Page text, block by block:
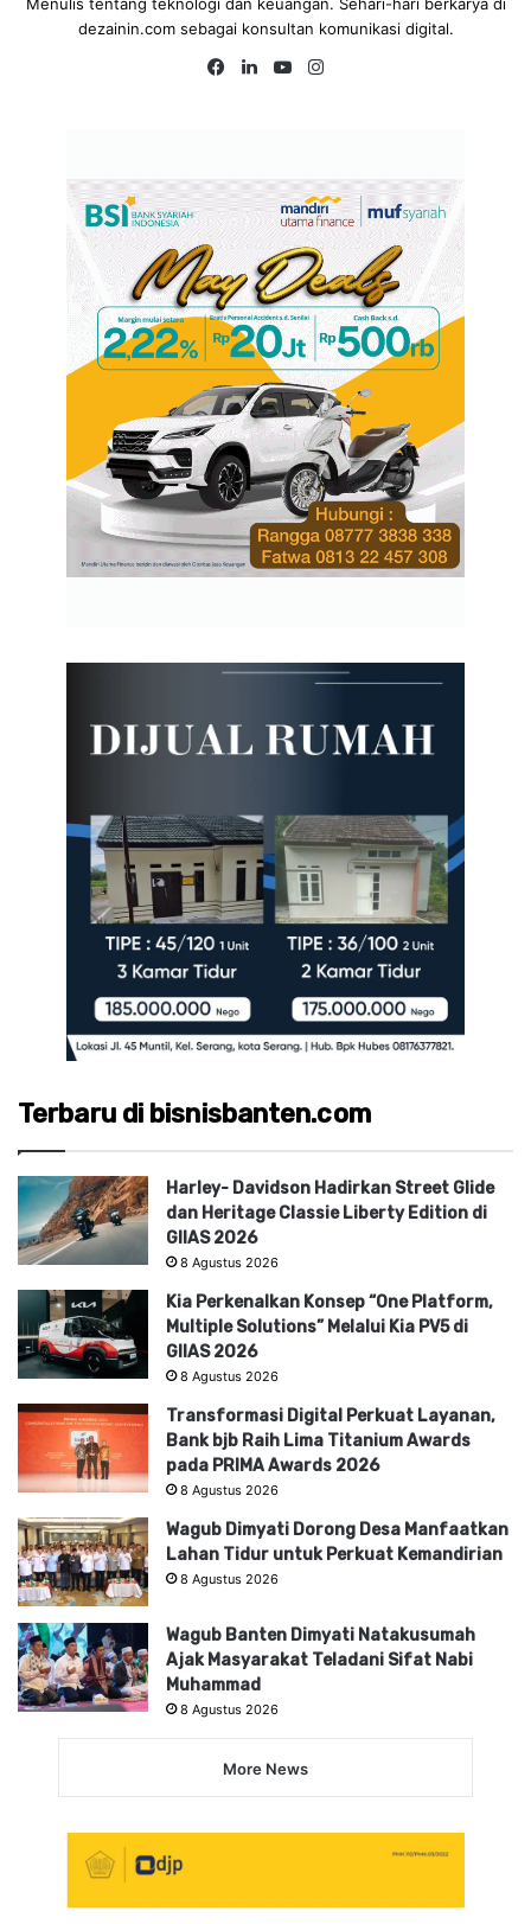
Menulis tentang teknologi dan keuangan. Sehari-hari berkarya di
dezainin.com sebagai konsultan komunikasi digital.
Fa
Lin
Yo
Terbaru di bisnisbanten.com
Harley- Davidson Hadirkan Street Glide
dan Heritage Classie Liberty Edition di
GIIAS 2026
8 Agustus 2026
Kia Perkenalkan Konsep “One Platform,
Multiple Solutions” Melalui Kia PV5 di
GIIAS 2026
8 Agustus 2026
Transformasi Digital Perkuat Layanan,
Bank bjb Raih Lima Titanium Awards
pada PRIMA Awards 2026
8 Agustus 2026
Wagub Dimyati Dorong Desa Manfaatkan
Lahan Tidur untuk Perkuat Kemandirian
8 Agustus 2026
Wagub Banten Dimyati Natakusumah
Ajak Masyarakat Teladani Sifat Nabi
Muhammad
8 Agustus 2026
More News